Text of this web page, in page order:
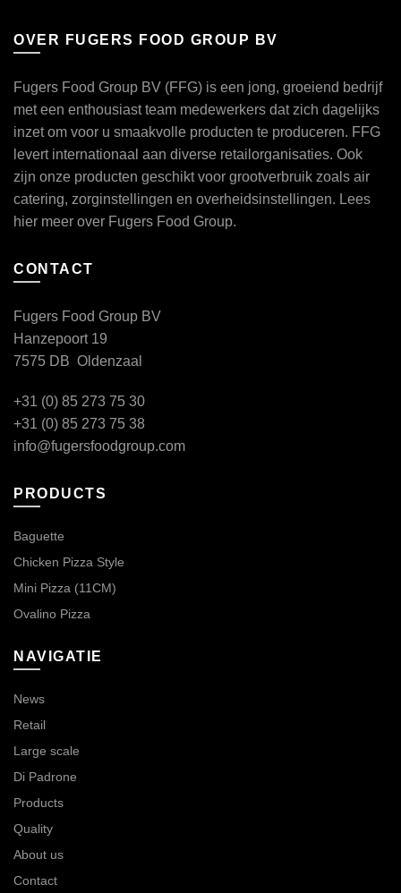
OVER FUGERS FOOD GROUP BV
Fugers Food Group BV (FFG) is een jong, groeiend bedrijf
met een enthousiast team medewerkers dat zich dagelijks
inzet om voor u smaakvolle producten te produceren. FFG
levert internationaal aan diverse retailorganisaties. Ook
zijn onze producten geschikt voor grootverbruik zoals air
catering, zorginstellingen en overheidsinstellingen. Lees
hier meer over Fugers Food Group.
CONTACT
Fugers Food Group BV
Hanzepoort 19
7575 DB Oldenzaal
+31 (0) 85 273 75 30
+31 (0) 85 273 75 38
info@fugersfoodgroup.com
PRODUCTS
Baguette
Chicken Pizza Style
Mini Pizza (11CM)
Ovalino Pizza
NAVIGATIE
News
Retail
Large scale
Di Padrone
Products
Quality
About us
Contact